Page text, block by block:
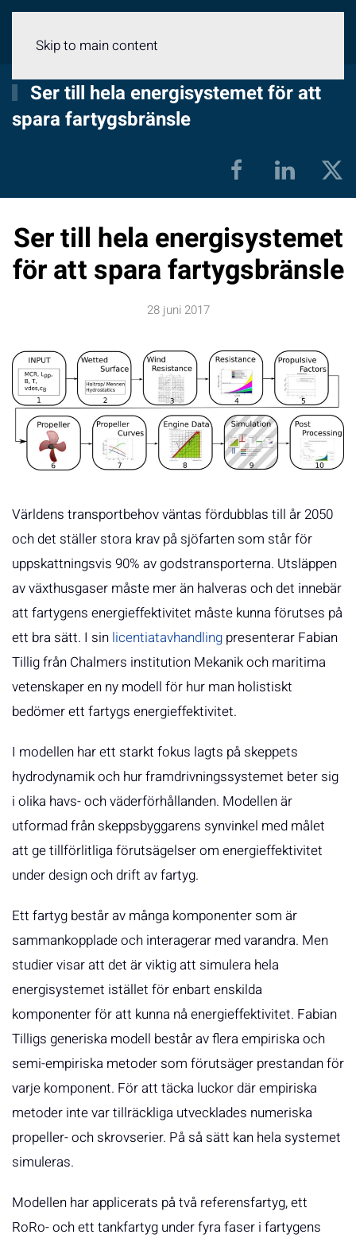
Skip to main content
Ser till hela energisystemet för att
spara fartygsbränsle
Ser till hela energisystemet
för att spara fartygsbränsle
28 juni 2017
Världens transportbehov väntas fördubblas till år 2050
och det ställer stora krav på sjöfarten som står för
uppskattningsvis 90% av godstransporterna. Utsläppen
av växthusgaser måste mer än halveras och det innebär
att fartygens energieffektivitet måste kunna förutses på
ett bra sätt. I sin licentiatavhandling presenterar Fabian
Tillig från Chalmers institution Mekanik och maritima
vetenskaper en ny modell för hur man holistiskt
bedömer ett fartygs energieffektivitet.
I modellen har ett starkt fokus lagts på skeppets
hydrodynamik och hur framdrivningssystemet beter sig
i olika havs- och väderförhållanden. Modellen är
utformad från skeppsbyggarens synvinkel med målet
att ge tillförlitliga förutsägelser om energieffektivitet
under design och drift av fartyg.
Ett fartyg består av många komponenter som är
sammankopplade och interagerar med varandra. Men
studier visar att det är viktig att simulera hela
energisystemet istället för enbart enskilda
komponenter för att kunna nå energieffektivitet. Fabian
Tilligs generiska modell består av flera empiriska och
semi-empiriska metoder som förutsäger prestandan för
varje komponent. För att täcka luckor där empiriska
metoder inte var tillräckliga utvecklades numeriska
propeller- och skrovserier. På så sätt kan hela systemet
simuleras.
Modellen har applicerats på två referensfartyg, ett
RoRo- och ett tankfartyg under fyra faser i fartygens